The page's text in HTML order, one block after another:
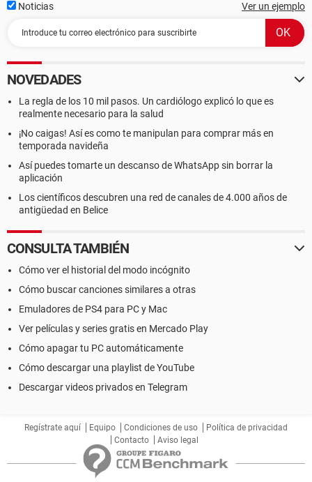
Noticias Ver un ejemplo
NOVEDADES
La regla de los 10 mil pasos. Un cardiólogo explicó lo que es
realmente necesario para la salud
¡No caigas! Así es como te manipulan para comprar más en
temporada navideña
Así puedes tomarte un descanso de WhatsApp sin borrar la
aplicación
Los científicos descubren una red de canales de 4.000 años de
antigüedad en Belice
CONSULTA TAMBIÉN
Cómo ver el historial del modo incógnito
Cómo buscar canciones similares a otras
Emuladores de PS4 para PC y Mac
Ver películas y series gratis en Mercado Play
Cómo apagar tu PC automáticamente
Cómo descargar una playlist de YouTube
Descargar videos privados en Telegram
Regístrate aquí Equipo Condiciones de uso
Política de privacidad
Contacto
Aviso legal